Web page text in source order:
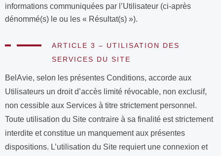
informations communiquées par l’Utilisateur (ci-après
dénommé(s) le ou les « Résultat(s) »).
ARTICLE 3 – UTILISATION DES
SERVICES DU SITE
BelAvie, selon les présentes Conditions, accorde aux
Utilisateurs un droit d’accès limité révocable, non exclusif,
non cessible aux Services à titre strictement personnel.
Toute utilisation du Site contraire à sa finalité est strictement
interdite et constitue un manquement aux présentes
dispositions. L’utilisation du Site requiert une connexion et